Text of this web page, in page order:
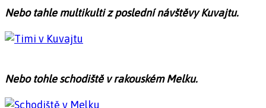
Nebo tahle multikulti z poslední návštěvy Kuvajtu.
Nebo tohle schodiště v rakouském Melku.